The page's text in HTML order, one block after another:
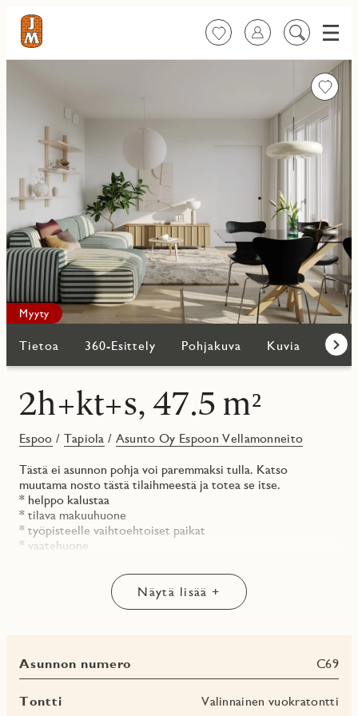
SuosikitKirjaudu sisään
Etsi
Myyty
Tietoa 360-Esittely Pohjakuva Kuvia
2h+kt+s, 47.5 m²
Espoo / Tapiola / Asunto Oy Espoon Vellamonneito
Tästä ei asunnon pohja voi paremmaksi tulla. Katso
muutama nosto tästä tilaihmeestä ja totea se itse.
* helppo kalustaa
* tilava makuuhuone
* työpisteelle vaihtoehtoiset paikat
* vaatehuone
* lasitettu parveke avautuu etelään
Tutustu asunnon virtuaaliesittelyyn sivuillamme!
jmoy.fi/vellamonneito
Huomaathan, että ilmoituksen kuvat ovat visualisointeja
Näytä lisää +
Asunnon numero C69
Tontti Valinnainen vuokratontti